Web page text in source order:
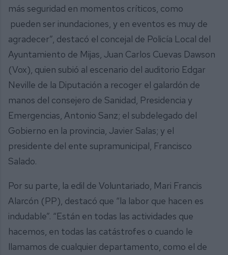
más seguridad en momentos críticos, como
pueden ser inundaciones, y en eventos es muy de
agradecer”, destacó el concejal de Policía Local del
Ayuntamiento de Mijas, Juan Carlos Cuevas Dawson
(Vox), quien subió al escenario del auditorio Edgar
Neville de la Diputación a recoger el galardón de
manos del consejero de Sanidad, Presidencia y
Emergencias, Antonio Sanz; el subdelegado del
Gobierno en la provincia, Javier Salas; y el
presidente del ente supramunicipal, Francisco
Salado.
Por su parte, la edil de Voluntariado, Mari Francis
Alarcón (PP), destacó que “la labor que hacen es
indudable”. “Están en todas las actividades que
hacemos, en todas las catástrofes o cuando le
llamamos de cualquier departamento, como el de